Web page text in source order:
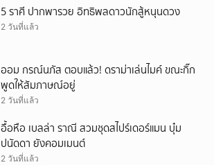
5 ราศี ปากพารวย อิทธิพลดาวนักสู้หนุนดวง
2 วันที่แล้ว
ออม กรณ์นภัส ตอบแล้ว! ดราม่าเล่นไมค์ ขณะกิ๊ก
พูดให้สัมภาษณ์อยู่
2 วันที่แล้ว
อื้อหือ เบลล่า ราณี สวมชุดสไปร์เดอร์แมน บุ๋ม
ปนัดดา ยังคอมเมนต์
2 วันที่แล้ว